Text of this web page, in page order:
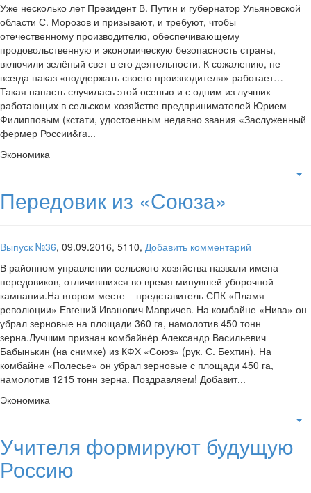
Уже несколько лет Президент В. Путин и губернатор Ульяновской
области С. Морозов и призывают, и требуют, чтобы
отечественному производителю, обеспечивающему
продовольственную и экономическую безопасность страны,
включили зелёный свет в его деятельности. К сожалению, не
всегда наказ «поддержать своего производителя» работает…
Такая напасть случилась этой осенью и с одним из лучших
работающих в сельском хозяйстве предпринимателей Юрием
Филипповым (кстати, удостоенным недавно звания «Заслуженный
фермер России&ra...
Экономика
Передовик из «Союза»
Выпуск №36, 09.09.2016, 5110, Добавить комментарий
В районном управлении сельского хозяйства назвали имена
передовиков, отличившихся во время минувшей уборочной
кампании.На втором месте – представитель СПК «Пламя
революции» Евгений Иванович Мавричев. На комбайне «Нива» он
убрал зерновые на площади 360 га, намолотив 450 тонн
зерна.Лучшим признан комбайнёр Александр Васильевич
Бабынькин (на снимке) из КФХ «Союз» (рук. С. Бехтин). На
комбайне «Полесье» он убрал зерновые с площади 450 га,
намолотив 1215 тонн зерна. Поздравляем! Добавит...
Экономика
Учителя формируют будущую
Россию